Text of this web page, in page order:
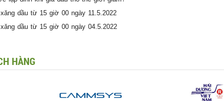
dầu từ 15 giờ 00 ngày 11.5.2022
dầu từ 15 giờ 00 ngày 04.5.2022
HÀNG